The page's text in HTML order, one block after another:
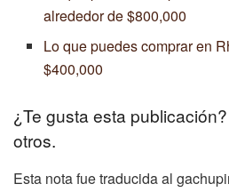
alrededor de $800,000
Lo que puedes comprar en
$400,000
¿Te gusta esta
otros.
Esta nota fue traducida al